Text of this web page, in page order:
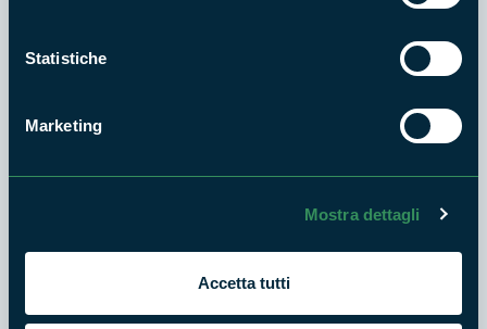
Statistiche
Marketing
Mostra dettagli
Accetta tutti
MONTE ORLANDO
plastica
MONTE ORLANDO
Lymantria Dispar nel Parco di Monte
Orlando